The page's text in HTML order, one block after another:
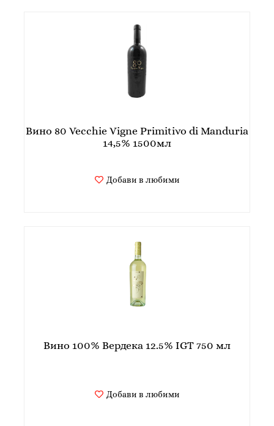
Вино 80 Vecchie Vigne Primitivo di Manduria
14,5% 1500мл
Добави в любими
Вино 100% Вердека 12.5% IGT 750 мл
Добави в любими